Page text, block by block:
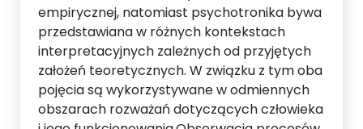
empirycznej, natomiast psychotronika bywa
przedstawiana w różnych kontekstach
interpretacyjnych zależnych od przyjętych
założeń teoretycznych. W związku z tym oba
pojęcia są wykorzystywane w odmiennych
obszarach rozważań dotyczących człowieka